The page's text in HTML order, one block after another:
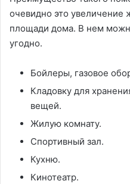
очевидно это увеличение
площади дома. В нем
угодно.
Бойлеры, газовое
Кладовку для
вещей.
Жилую комнату.
Спортивный зал.
Кухню.
Кинотеатр.